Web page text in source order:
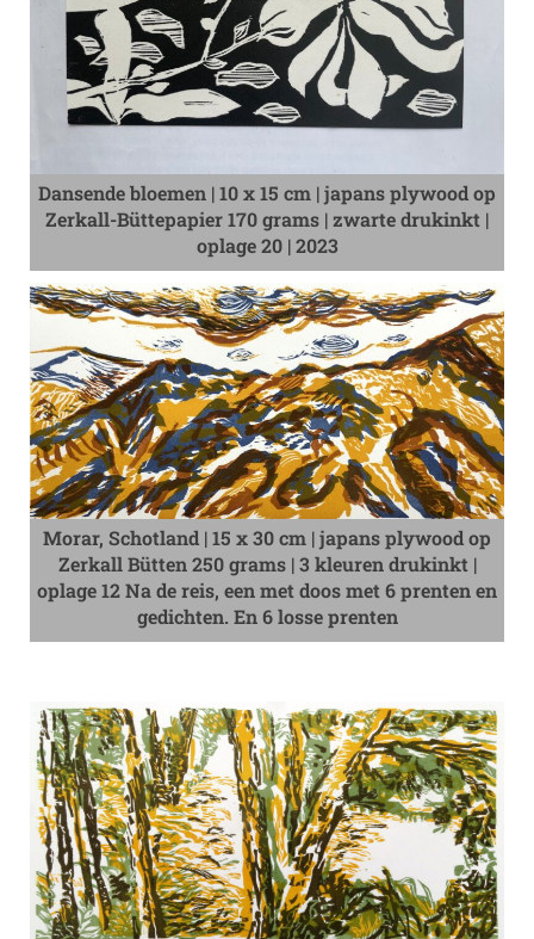
Dansende bloemen | 10 x 15 cm | japans plywood op
Zerkall-Büttepapier 170 grams | zwarte drukinkt |
oplage 20 | 2023
Morar, Schotland | 15 x 30 cm | japans plywood op
Zerkall Bütten 250 grams | 3 kleuren drukinkt |
oplage 12 Na de reis, een met doos met 6 prenten en
gedichten. En 6 losse prenten